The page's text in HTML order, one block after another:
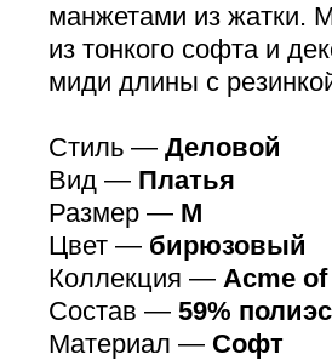
манжетами из жатки.
из тонкого софта и
миди длины с
Стиль — Деловой
Вид — Платья
Размер — M
Цвет — бирюзовый
Коллекция — Аcme
Состав — 59%
Материал — Софт